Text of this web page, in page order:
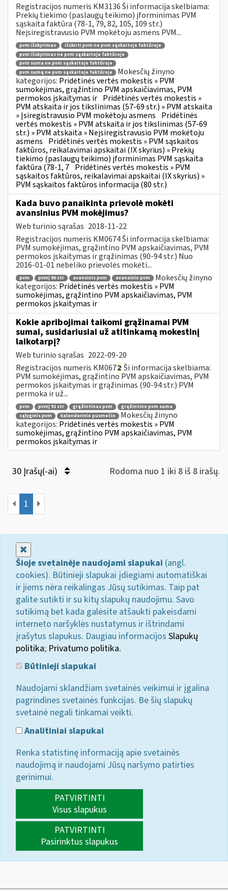
Registracijos numeris KM3136 Ši informacija skelbiama:
Prekių tiekimo (paslaugų teikimo) įforminimas PVM
sąskaita faktūra (78-1, 79, 82, 105, 109 str.)
Neįsiregistravusio PVM mokėtoju asmens PVM...
pvm išskyrimas
išskirti pvm ne pvm sąskaitoje faktūroje
pvm išskyrimas ne pvm sąskaitoje faktūroje
pvm suma ne pvm sąskaitoje faktūroje
pvm sumą ne pvm sąskaitoje faktūroje
Mokesčių žinyno
kategorijos: Pridėtinės vertės mokestis » PVM
sumokėjimas, grąžintino PVM apskaičiavimas, PVM
permokos įskaitymas ir Pridėtinės vertės mokestis »
PVM atskaita ir jos tikslinimas (57-69 str.) » PVM atskaita
» Įsiregistravusio PVM mokėtoju asmens Pridėtinės
vertės mokestis » PVM atskaita ir jos tikslinimas (57-69
str.) » PVM atskaita » Neįsiregistravusio PVM mokėtoju
asmens Pridėtinės vertės mokestis » PVM sąskaitos
faktūros, reikalavimai apskaitai (IX skyrius) » Prekių
tiekimo (paslaugų teikimo) įforminimas PVM sąskaita
faktūra (78-1, 7 Pridėtinės vertės mokestis » PVM
sąskaitos faktūros, reikalavimai apskaitai (IX skyrius) »
PVM sąskaitos faktūros informacija (80 str.)
Kada buvo panaikinta prievolė mokėti
avansinius PVM mokėjimus?
Web turinio sąrašas 2018-11-22
Registracijos numeris KM0674 Ši informacija skelbiama:
PVM sumokėjimas, grąžintino PVM apskaičiavimas, PVM
permokos įskaitymas ir grąžinimas (90-94 str.) Nuo
2016-01-01 nebeliko prievolės mokėti...
pvm pvmį 90 str avansinis pvm avansinio pvm
Mokesčių žinyno
kategorijos: Pridėtinės vertės mokestis » PVM
sumokėjimas, grąžintino PVM apskaičiavimas, PVM
permokos įskaitymas ir
Kokie apribojimai taikomi grąžinamai PVM
sumai, susidariusiai už atitinkamą mokestinį
laikotarpį?
Web turinio sąrašas 2022-09-20
Registracijos numeris KM0672 Ši informacija skelbiama:
PVM sumokėjimas, grąžintino PVM apskaičiavimas, PVM
permokos įskaitymas ir grąžinimas (90-94 str.) PVM
permoka ir už...
pvm pvmį 91 str grąžintinas pvm
grąžintino pvm suma
sąlyginis pvm
kalendorinio pusmečio
Mokesčių žinyno
kategorijos: Pridėtinės vertės mokestis » PVM
sumokėjimas, grąžintino PVM apskaičiavimas, PVM
permokos įskaitymas ir
30 Įrašų(-ai) Rodoma nuo 1 iki 8 iš 8 irašų.
1
Šioje svetainėje naudojami slapukai (angl.
cookies). Būtinieji slapukai įdiegiami automatiškai
ir jiems nėra reikalingas Jūsų sutikimas. Taip pat
galite sutikti ir su kitų slapukų naudojimu. Savo
sutikimą bet kada galėsite atšaukti pakeisdami
interneto naršyklės nustatymus ir ištrindami
įrašytus slapukus. Daugiau informacijos Slapukų
politika; Privatumo politika.
Būtinieji slapukai
Naudojami sklandžiam svetainės veikimui ir įgalina
pagrindines svetainės funkcijas. Be šių slapukų
svetainė negali tinkamai veikti.
Analitiniai slapukai
Renka statistinę informaciją apie svetainės
naudojimą ir naudojami Jūsų naršymo patirties
gerinimui.
PATVIRTINTI
Visus slapukus
PATVIRTINTI
Pasirinktus slapukus